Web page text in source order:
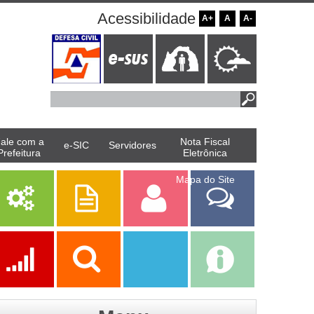
Acessibilidade A+ A A-
com a
e-SIC Servidores
Nota Fiscal
Eletrônica
Mapa do Site
Serviços Publicações Servidor
Fale Com a
Prefeitura